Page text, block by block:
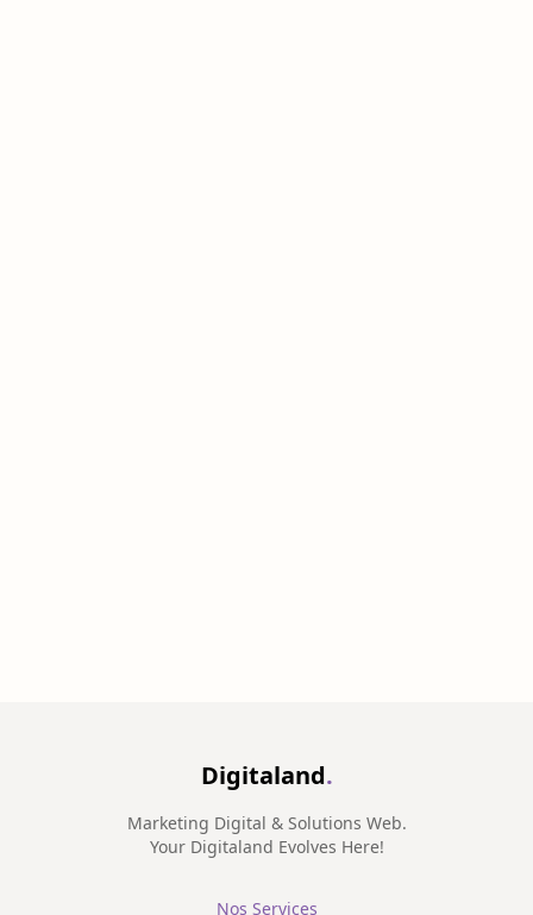
Digitaland.
Marketing Digital & Solutions Web.
Your Digitaland Evolves Here!
Nos Services